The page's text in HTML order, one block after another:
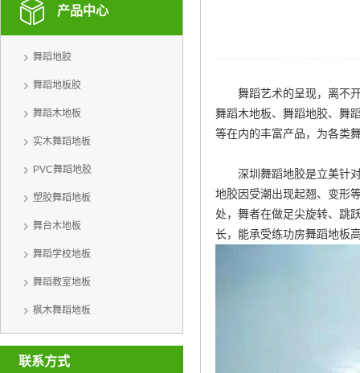
产品中心
舞蹈地胶
舞蹈地板胶
舞蹈木地板
实木舞蹈地板
PVC舞蹈地胶
塑胶舞蹈地板
舞台木地板
舞蹈学校地板
舞蹈教室地板
枫木舞蹈地板
联系方式
舞蹈艺术的呈现，离不开
舞蹈木地板、舞蹈地胶、舞
等在内的丰富产品，为各类
深圳舞蹈地胶是立美针
地胶因受潮出现起翘、变形
处，舞者在做足尖旋转、跳
长，能承受练功房舞蹈地板